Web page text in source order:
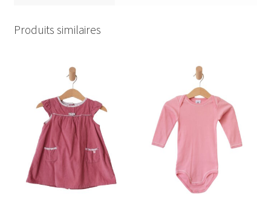
Produits similaires